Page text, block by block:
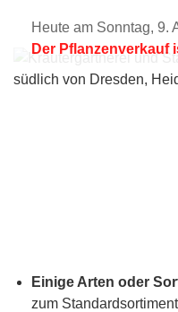
Heute am Sonntag, 9.
Der Pflanzenverkauf
Einige Arten oder
zum